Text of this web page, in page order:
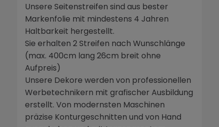
Unsere Seitenstreifen sind aus bester
Markenfolie mit mindestens 4 Jahren
Haltbarkeit hergestellt.
Sie erhalten 2 Streifen nach Wunschlänge
(max. 400cm lang 26cm breit ohne
Aufpreis)
Unsere Dekore werden von professionellen
Werbetechnikern mit grafischer Ausbildung
erstellt. Von modernsten Maschinen
präzise Konturgeschnitten und von Hand